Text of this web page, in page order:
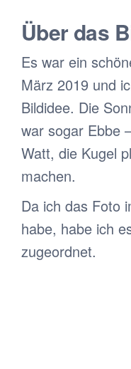
Über das
Es war ein
März 2019 und
Bildidee. Die
war sogar Ebbe
Watt, die Kugel
machen.
Da ich das Foto
habe, habe ich
zugeordnet.